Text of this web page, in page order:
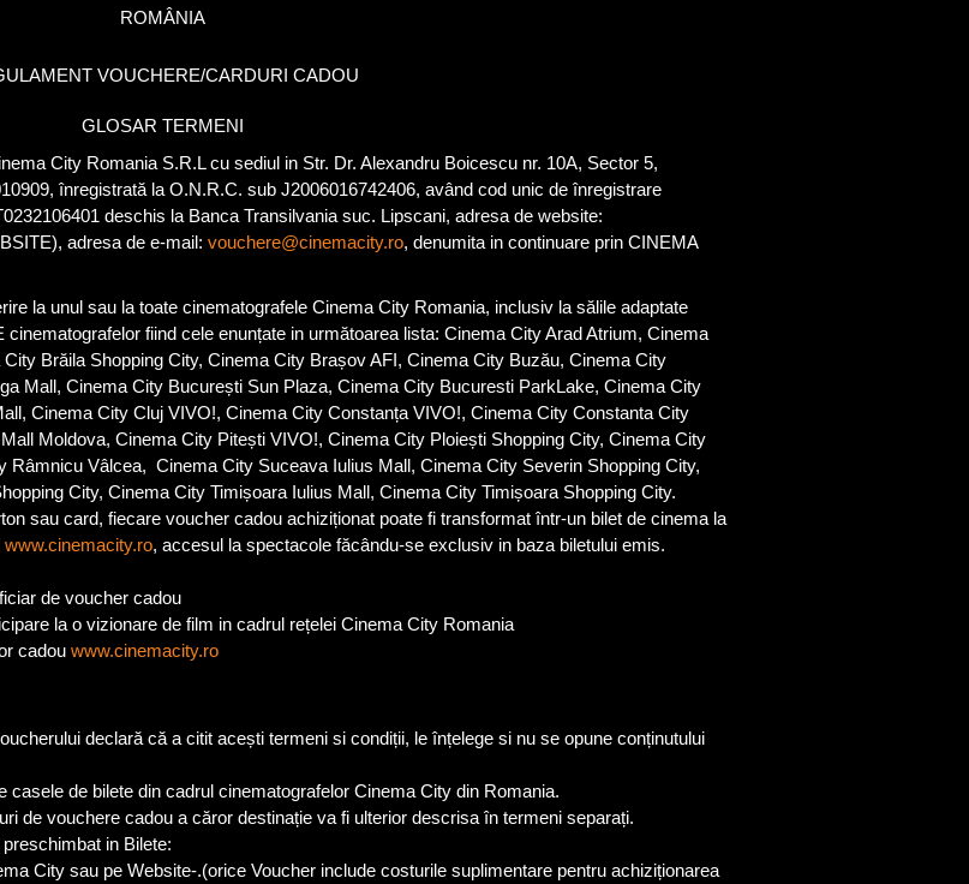
ROMÂNIA
VOUCHERE/CARDURI CADOU
GLOSAR TERMENI
City Romania S.R.L cu sediul in Str. Dr. Alexandru Boicescu nr. 10A, Sector 5,
înregistrată la O.N.R.C. sub J2006016742406, având cod unic de înregistrare
deschis la Banca Transilvania suc. Lipscani, adresa de website:
adresa de e-mail: vouchere@cinemacity.ro, denumita in continuare prin CINEMA
la unul sau la toate cinematografele Cinema City Romania, inclusiv la sălile adaptate
fiind cele enunțate in următoarea lista: Cinema City Arad Atrium, Cinema
Brăila Shopping City, Cinema City Brașov AFI, Cinema City Buzău, Cinema City
Mall, Cinema City București Sun Plaza, Cinema City Bucuresti ParkLake, Cinema City
Cinema City Cluj VIVO!, Cinema City Constanța VIVO!, Cinema City Constanta City
Moldova, Cinema City Pitești VIVO!, Cinema City Ploiești Shopping City, Cinema City
Râmnicu Vâlcea, Cinema City Suceava Iulius Mall, Cinema City Severin Shopping City,
City, Cinema City Timișoara Iulius Mall, Cinema City Timișoara Shopping City.
sau card, fiecare voucher cadou achiziționat poate fi transformat într-un bilet de cinema la
www.cinemacity.ro, accesul la spectacole făcându-se exclusiv in baza biletului emis.
de voucher cadou
la o vizionare de film in cadrul rețelei Cinema City Romania
cadou www.cinemacity.ro
declară că a citit acești termeni si condiții, le înțelege si nu se opune conținutului
casele de bilete din cadrul cinematografelor Cinema City din Romania.
de vouchere cadou a căror destinație va fi ulterior descrisa în termeni separați.
in Bilete:
City sau pe Website-.(orice Voucher include costurile suplimentare pentru achiziționarea